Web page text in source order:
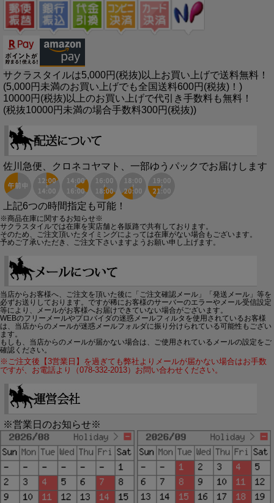
サクラスタイルは5,000円(税抜)以上お買い上げで送料無料！
(5,000円未満のお買い上げでも全国送料600円(税抜)！)
10000円(税抜)以上のお買い上げで代引き手数料も無料！
(税抜10000円未満の場合手数料300円(税抜))
佐川急便、クロネコヤマト、一部ゆうパックでお届けします
上記6つの時間指定も可能！
※商品在庫に関するお知らせ※
サクラスタイルでは在庫を実店舗と各販路で共有しております。
そのため、ご注文頂いたタイミングによっては在庫がない場合もございます。
予めご了承いただき、ご注文下さいますようお願い申し上げます。
当店からお客様へ、ご注文を頂いた後に「ご注文確認メール」「発送メール」等を
必ずお送りしております。ですが稀にお客様のサーバーのエラーやメール受信設定
等により、メールがお客様へお届けできていない場合がございます。
WEBのフリーメールやプロバイダの迷惑メールフィルタを使用されているお客様
は、当店からのメールが迷惑メールフォルダに振り分けられている可能性もござい
ます。
もしも、当店からのメールが届かない場合は、ご使用されているメールの設定をご
確認ください。
※ご注文後【3営業日】を過ぎても弊社よりメールが届かない場合はお手数
ですが、お電話より（078-332-2013）お問い合わせください。
※営業日のお知らせ※